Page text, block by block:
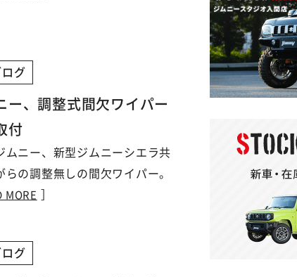
ログ
ー、調整式間欠ワイパー
付
ムニー、新型ジムニーシエラ共
らの調整無しの間欠ワイパー。
MORE
ログ